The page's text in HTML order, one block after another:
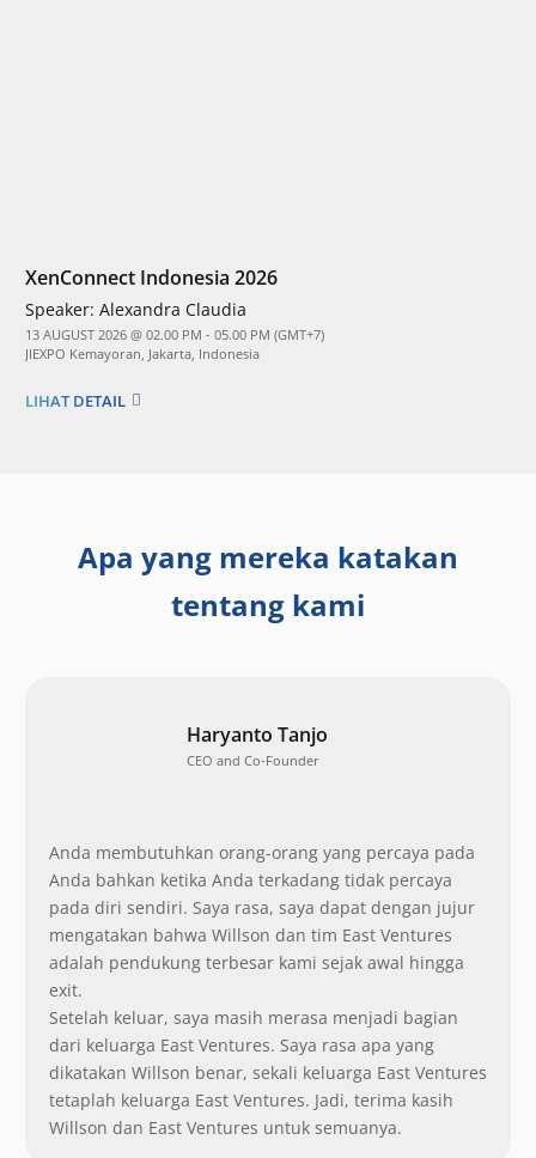
XenConnect Indonesia 2026
Speaker: Alexandra Claudia
13 AUGUST 2026 @ 02.00 PM - 05.00 PM (GMT+7)
JIEXPO Kemayoran, Jakarta, Indonesia
LIHAT DETAIL
Apa yang mereka katakan
tentang kami
Haryanto Tanjo
CEO and Co-Founder
Anda membutuhkan orang-orang yang percaya pada
Anda bahkan ketika Anda terkadang tidak percaya
pada diri sendiri. Saya rasa, saya dapat dengan jujur
mengatakan bahwa Willson dan tim East Ventures
adalah pendukung terbesar kami sejak awal hingga
exit.
Setelah keluar, saya masih merasa menjadi bagian
dari keluarga East Ventures. Saya rasa apa yang
dikatakan Willson benar, sekali keluarga East Ventures
tetaplah keluarga East Ventures. Jadi, terima kasih
Willson dan East Ventures untuk semuanya.